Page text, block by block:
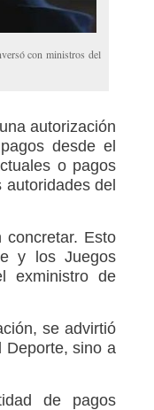
con ministros del
autorización
desde el
o pagos
del
Esto
y los Juegos
exministro de
se advirtió
Deporte, sino a
de pagos